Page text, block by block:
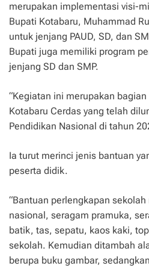
merupakan implementasi visi-
Bupati Kotabaru, Muhammad
untuk jenjang PAUD, SD, dan
Bupati juga memiliki program
jenjang SD dan SMP.
“Kegiatan ini merupakan
Kotabaru Cerdas yang telah
Pendidikan Nasional di tahun
Ia turut merinci jenis bantuan
peserta didik.
“Bantuan perlengkapan
nasional, seragam pramuka,
batik, tas, sepatu, kaos kaki,
sekolah. Kemudian ditambah
berupa buku gambar,